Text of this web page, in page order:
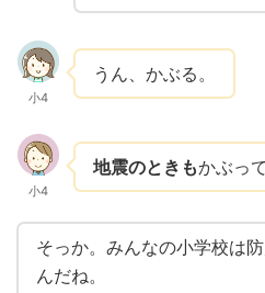
小4
うん、かぶる。
小4
地震のときもかぶっ
そっか。みんなの小学校は
んだね。